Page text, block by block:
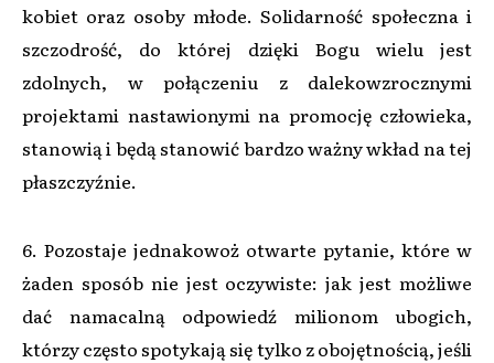
kobiet oraz osoby młode. Solidarność społeczna i
szczodrość, do której dzięki Bogu wielu jest
zdolnych, w połączeniu z dalekowzrocznymi
projektami nastawionymi na promocję człowieka,
stanowią i będą stanowić bardzo ważny wkład na tej
płaszczyźnie.
6. Pozostaje jednakowoż otwarte pytanie, które w
żaden sposób nie jest oczywiste: jak jest możliwe
dać namacalną odpowiedź milionom ubogich,
którzy często spotykają się tylko z obojętnością, jeśli